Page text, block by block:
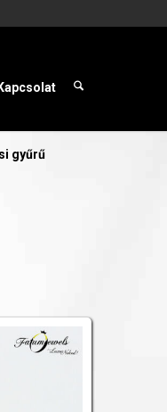
Kapcsolat
gyűrű